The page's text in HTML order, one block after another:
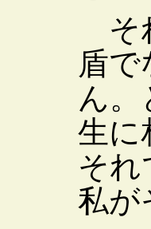
そ
盾
ん。
生に
それ
私が